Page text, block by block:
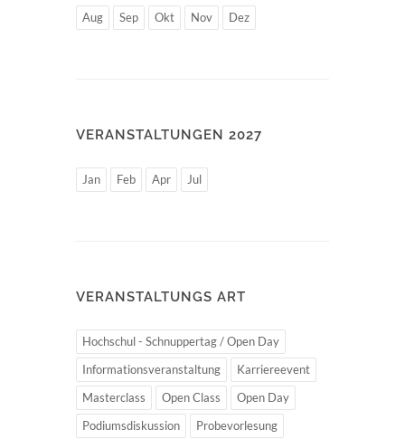
Aug Sep Okt Nov Dez
VERANSTALTUNGEN 2027
Jan Feb Apr Jul
VERANSTALTUNGS ART
Hochschul - Schnuppertag / Open Day
Informationsveranstaltung
Karriereevent
Masterclass
Open Class
Open Day
Podiumsdiskussion
Probevorlesung